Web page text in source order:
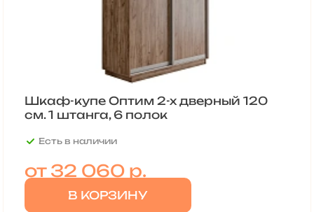
Шкаф-купе Оптим 2-х дверный 120
см. 1 штанга, 6 полок
Есть в наличии
от 32 060 р.
В КОРЗИНУ